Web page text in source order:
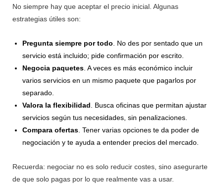
No siempre hay que aceptar el precio inicial. Algunas
estrategias útiles son:
Pregunta siempre por todo . No des por sentado que un
servicio está incluido; pide confirmación por escrito.
Negocia paquetes . A veces es más económico incluir
varios servicios en un mismo paquete que pagarlos por
separado.
Valora la flexibilidad . Busca oficinas que permitan ajustar
servicios según tus necesidades, sin penalizaciones.
Compara ofertas . Tener varias opciones te da poder de
negociación y te ayuda a entender precios del mercado.
Recuerda: negociar no es solo reducir costes, sino asegurarte
de que solo pagas por lo que realmente vas a usar.